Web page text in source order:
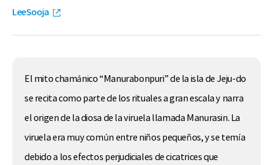
LeeSooja
El mito chamánico “Manurabonpuri” de la isla de Jeju-do
se recita como parte de los rituales a gran escala y narra
el origen de la diosa de la viruela llamada Manurasin. La
viruela era muy común entre niños pequeños, y se temía
debido a los efectos perjudiciales de cicatrices que